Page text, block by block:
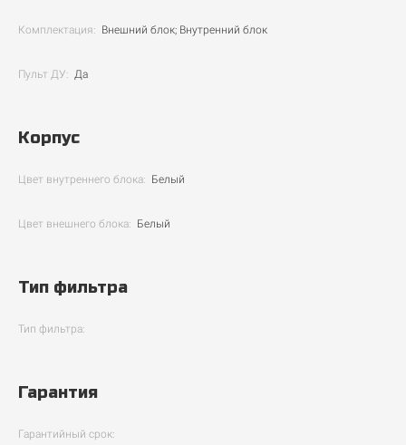
Комплектация: Внешний блок; Внутренний блок
Пульт ДУ: Да
Корпус
Цвет внутреннего блока: Белый
Цвет внешнего блока: Белый
Тип фильтра
Тип фильтра:
Гарантия
Гарантийный срок: